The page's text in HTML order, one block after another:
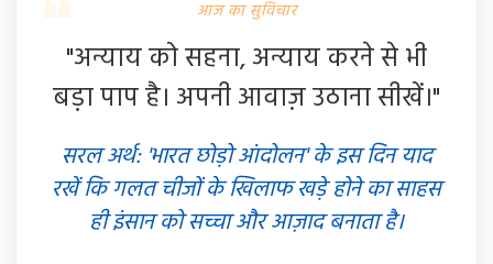
आज का सुविचार
"अन्याय को सहना, अन्याय करने से भी
बड़ा पाप है। अपनी आवाज़ उठाना सीखें।"
सरल अर्थ: 'भारत छोड़ो आंदोलन' के इस दिन याद
रखें कि गलत चीजों के खिलाफ खड़े होने का साहस
ही इंसान को सच्चा और आज़ाद बनाता है।